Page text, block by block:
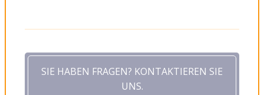
SIE HABEN FRAGEN? KONTAKTIEREN SIE
UNS.